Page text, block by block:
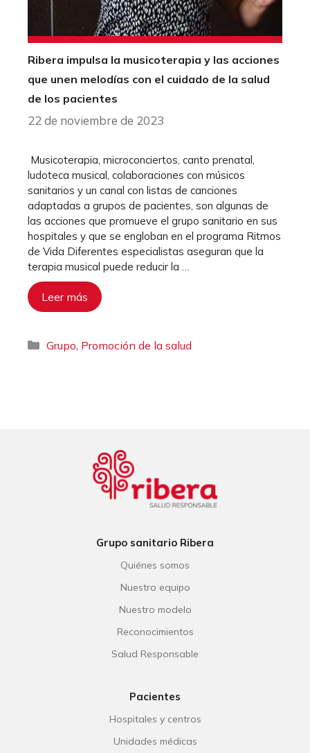
Ribera impulsa la musicoterapia y las acciones
que unen melodías con el cuidado de la salud
de los pacientes
22 de noviembre de 2023
Musicoterapia, microconciertos, canto prenatal,
ludoteca musical, colaboraciones con músicos
sanitarios y un canal con listas de canciones
adaptadas a grupos de pacientes, son algunas de
las acciones que promueve el grupo sanitario en sus
hospitales y que se engloban en el programa Ritmos
de Vida Diferentes especialistas aseguran que la
terapia musical puede reducir la …
Leer más
Categorías
Grupo, Promoción de la salud
Grupo sanitario Ribera
Quiénes somos
Nuestro equipo
Nuestro modelo
Reconocimientos
Salud Responsable
Pacientes
Hospitales y centros
Unidades médicas